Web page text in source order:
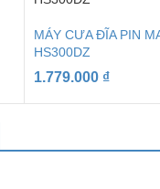
MÁY CƯA ĐĨA PIN
HS300DZ
1.779.000 ₫